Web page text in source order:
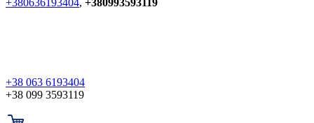
+380636193404, +380993593119
+38 063 6193404
+38 099 3593119